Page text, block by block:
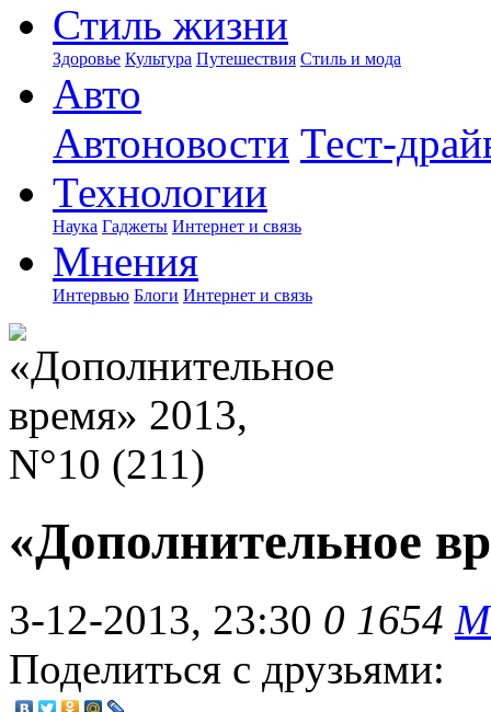
Стиль жизни
Здоровье Культура Путешествия Стиль и мода
Авто
Автоновости Тест-
Технологии
Наука Гаджеты Интернет и связь
Мнения
Интервью Блоги Интернет и связь
«Дополнительное
3-12-2013, 23:30 0 1654
Поделиться с друзьями: